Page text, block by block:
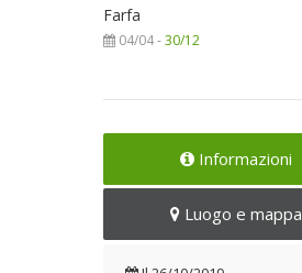
Farfa
04/04 -30/12
Informazioni
Luogo e mappa